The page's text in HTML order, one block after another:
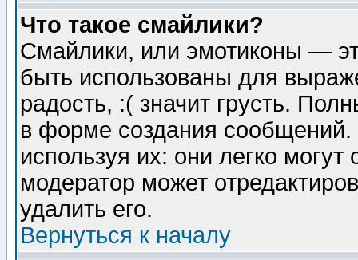
Что такое смайлики?
Смайлики, или эмотиконы —
быть использованы для
радость, :( значит грусть.
в форме создания сообщений.
используя их: они легко
модератор может
удалить его.
Вернуться к началу